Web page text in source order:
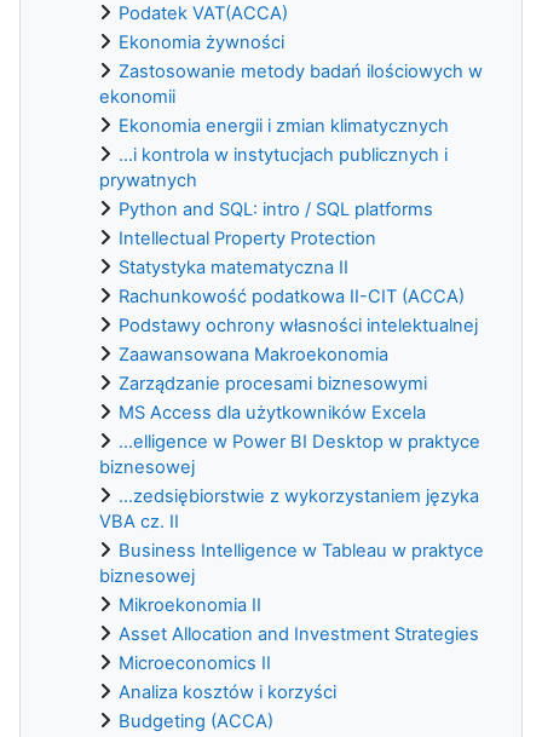
Podatek VAT(ACCA)
Ekonomia żywności
Zastosowanie metody badań ilościowych w
ekonomii
Ekonomia energii i zmian klimatycznych
...i kontrola w instytucjach publicznych i
prywatnych
Python and SQL: intro / SQL platforms
Intellectual Property Protection
Statystyka matematyczna II
Rachunkowość podatkowa II-CIT (ACCA)
Podstawy ochrony własności intelektualnej
Zaawansowana Makroekonomia
Zarządzanie procesami biznesowymi
MS Access dla użytkowników Excela
...elligence w Power BI Desktop w praktyce
biznesowej
...zedsiębiorstwie z wykorzystaniem języka
VBA cz. II
Business Intelligence w Tableau w praktyce
biznesowej
Mikroekonomia II
Asset Allocation and Investment Strategies
Microeconomics II
Analiza kosztów i korzyści
Budgeting (ACCA)